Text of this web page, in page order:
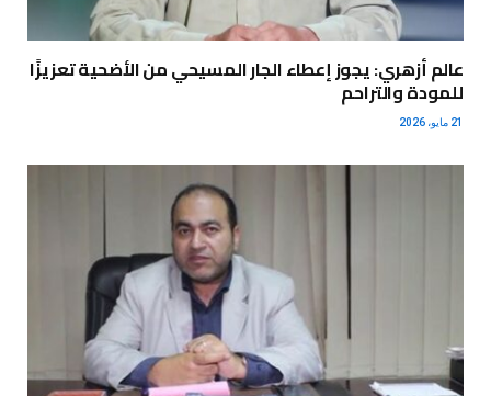
عالم أزهري: يجوز إعطاء الجار المسيحي من الأضحية تعزيزًا
للمودة والتراحم
21 مايو، 2026